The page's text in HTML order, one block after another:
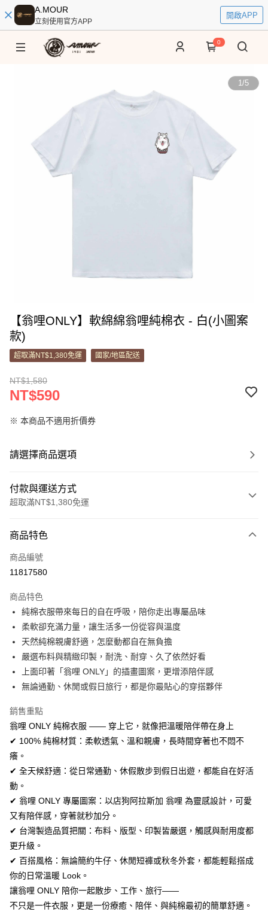
A.MOUR
立刻使用官方APP
開啟APP
0
1/5
【翁哩ONLY】軟綿綿翁哩純棉衣 - 白(小圖案
款)
超取滿NT$1,380免運 國家/地區配送
NT$1,580
NT$590
※ 本商品不適用折價券
請選擇商品選項
付款與運送方式
超取滿NT$1,380免運
信用卡一次付款
信用卡分期付款
合作金庫商業銀行
華南商業銀行
彰化商業銀行
上海商業儲蓄銀行
台北富邦商業銀行
國泰世華商業銀行
兆豐國際商業銀行
臺灣中小企業銀行
台中商業銀行
匯豐（台灣）商業銀行
華泰商業銀行
聯邦商業銀行
遠東國際商業銀行
元大商業銀行
永豐商業銀行
台新國際商業銀行
台灣樂天信用卡公司
超商取貨付款
LINE Pay
Apple Pay
街口支付
Google Pay
全盈+PAY
AFTEE先享後付
相關說明
【關於「AFTEE先享後付」】
AFTEE先享後付是「在收到商品之後才付款」的支付方式。 讓您購物簡單
便利好安心！
１．簡單：不需註冊會員、不需綁卡、不需儲值。
２．便利：只要手機號碼，簡訊認證，即可結帳。
３．安心：先確認商品／服務後，再付款。
【「AFTEE先享後付」結帳流程】
１．於結帳方式選擇「AFTEE先享後付」後，將跳轉至「AFTEE先享後付」
結帳頁面，進行簡訊認證並確認金額後，即可完成結帳。
２．訂單成立數日內，您將收到繳費通知簡訊。
３．收到繳費通知簡訊後14天內，點擊此簡訊中的連結，可透過四大超商／
ATM付款
運送方式
全家取貨付款
每筆NT$60，滿NT$1,380(含以上)免運費
付款後全家取貨
每筆NT$60，滿NT$1,380(含以上)免運費
商品特色
商品編號
11817580
商品特色
純棉衣服帶來每日的自在呼吸，陪你走出專屬品味
柔軟卻充滿力量，讓生活多一份從容與溫度
天然純棉親膚舒適，怎麼動都自在無負擔
嚴選布料與精緻印製，耐洗、耐穿、久了依然好看
上面印著「翁哩 ONLY」的插畫圖案，更增添陪伴感
無論通勤、休閒或假日旅行，都是你最貼心的穿搭夥伴
銷售重點
翁哩 ONLY 純棉衣服 —— 穿上它，就像把溫暖陪伴帶在身上
✔ 100% 純棉材質：柔軟透氣、溫和親膚，長時間穿著也不悶不
癢。
✔ 全天候舒適：從日常通勤、休假散步到假日出遊，都能自在好活
動。
✔ 翁哩 ONLY 專屬圖案：以店狗阿拉斯加 翁哩 為靈感設計，可愛
又有陪伴感，穿著就秒加分。
✔ 台灣製造品質把關：布料、版型、印製皆嚴選，觸感與耐用度都
更升級。
✔ 百搭風格：無論簡約牛仔、休閒短褲或秋冬外套，都能輕鬆搭成
你的日常溫暖 Look。
讓翁哩 ONLY 陪你一起散步、工作、旅行——
不只是一件衣服，更是一份療癒、陪伴、與純棉最初的簡單舒適。